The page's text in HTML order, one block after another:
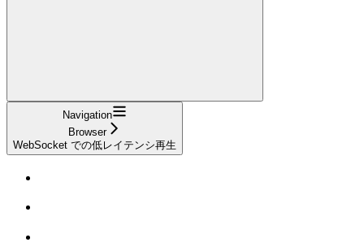
Navigation
Browser
WebSocket での低レイテンシ再生